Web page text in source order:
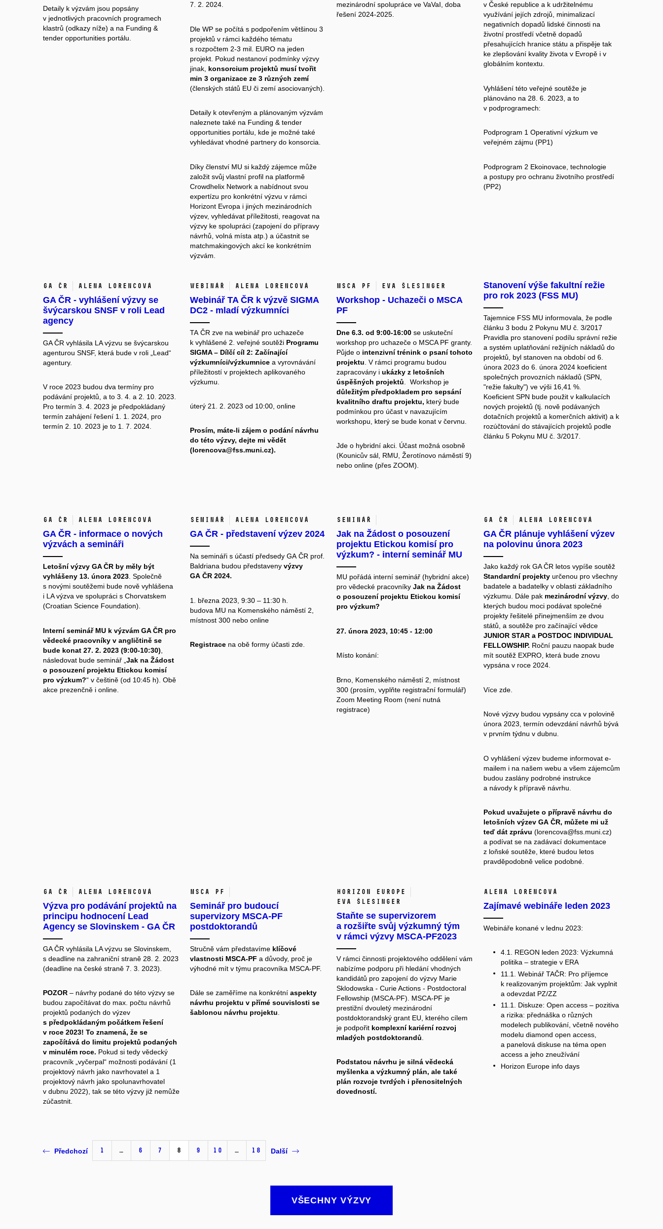
Detaily k výzvám jsou popsány
v jednotlivých pracovních programech
klastrů (odkazy níže) a na Funding &
tender opportunities portálu.
7. 2. 2024.
Dle WP se počítá s podpořením většinou 3
projektů v rámci každého tématu
s rozpočtem 2-3 mil. EURO na jeden
projekt. Pokud nestanoví podmínky výzvy
jinak, konsorcium projektů musí tvořit
min 3 organizace ze 3 různých zemí
(členských států EU či zemí asociovaných).
Detaily k otevřeným a plánovaným výzvám
naleznete také na Funding & tender
opportunitiesportálu, kde je možné také
vyhledávat vhodné partnery do konsorcia.
Díky členství MU si každý zájemce může
založit svůj vlastní profil na platformě
Crowdhelix Network a nabídnout svou
expertízu pro konkrétní výzvu v rámci
Horizont Evropa i jiných mezinárodních
výzev, vyhledávat příležitosti, reagovat na
výzvy ke spolupráci (zapojení do přípravy
návrhů, volná místa atp.) a účastnit se
matchmakingových akcí ke konkrétním
výzvám.
mezinárodní spolupráce ve VaVaI, doba
řešení 2024-2025.
v České republice a k udržitelnému
využívání jejích zdrojů, minimalizací
negativních dopadů lidské činnosti na
životní prostředí včetně dopadů
přesahujících hranice státu a přispěje tak
ke zlepšování kvality života v Evropě i v
globálním kontextu.
Vyhlášení této veřejné soutěže je
plánováno na 28. 6. 2023, a to
v podprogramech:
Podprogram 1 Operativní výzkum ve
veřejném zájmu (PP1)
Podprogram 2 Ekoinovace, technologie
a postupy pro ochranu životního prostředí
(PP2)
GA ČR Alena Lorencová
GA ČR - vyhlášení výzvy se
švýcarskou SNSF v roli Lead
agency
GA ČR vyhlásila LA výzvu se švýcarskou
agenturou SNSF, která bude v roli „Lead“
agentury.
V roce 2023 budou dva termíny pro
podávání projektů, a to 3. 4. a 2. 10. 2023.
Pro termín 3. 4. 2023 je předpokládaný
termín zahájení řešení 1. 1. 2024, pro
termín 2. 10. 2023 je to 1. 7. 2024.
Webinář Alena Lorencová
Webinář TA ČR k výzvě SIGMA
DC2 - mladí výzkumníci
TA ČR zve na webinář pro uchazeče
k vyhlášené 2. veřejné soutěži Programu
SIGMA – Dílčí cíl 2: Začínající
výzkumníci/výzkumnicea vyrovnávání
příležitostí v projektech aplikovaného
výzkumu.
úterý 21. 2. 2023 od 10:00, online
Prosím, máte-li zájem o podání návrhu
do této výzvy, dejte mi vědět
(lorencova@fss.muni.cz).
MSCA PF Eva Šlesinger
Workshop - Uchazeči o MSCA
PF
Dne 6.3. od 9:00-16:00 se uskuteční
workshop pro uchazeče o MSCA PF granty.
Půjde o intenzivní trénink o psaní tohoto
projektu . V rámci programu budou
zapracovány i ukázky z letošních
úspěšných projektů . Workshop je
důležitým předpokladem pro sepsání
kvalitního draftu projektu, který bude
podmínkou pro účast v navazujícím
workshopu, který se bude konat v červnu.
Jde o hybridní akci. Účast možná osobně
(Kounicův sál, RMU, Žerotínovo náměstí 9)
nebo online (přes ZOOM).
Stanovení výše fakultní režie
pro rok 2023 (FSS MU)
Tajemnice FSS MU informovala , že podle
článku 3 bodu 2 Pokynu MU č. 3/2017
Pravidla pro stanovení podílu správní režie
a systém uplatňování režijních nákladů do
projektů, byl stanoven na období od 6.
února 2023 do 6. února 2024 koeficient
společných provozních nákladů (SPN,
"režie fakulty") ve výši 16,41 %.
Koeficient SPN bude použit v kalkulacích
nových projektů (tj. nově podávaných
dotačních projektů a komerčních aktivit) a k
rozúčtování do stávajících projektů podle
článku 5 Pokynu MU č. 3/2017.
GA ČR Alena Lorencová
GA ČR - informace o nových
výzvách a semináři
Letošní výzvy GA ČR by měly být
vyhlášeny 13. února 2023. Společně
s novými soutěžemi bude nově vyhlášena
i LA výzva ve spolupráci s Chorvatskem
(Croatian Science Foundation).
Interní seminář MU k výzvám GA ČR pro
vědecké pracovníky v angličtině se
bude konat 27. 2. 2023 (9:00-10:30)
následovat bude seminář „ Jak na Žádost
o posouzení projektu Etickou komisí
pro výzkum?“ v češtině (od 10:45 h). Obě
akce prezenčně i online.
Seminář Alena Lorencová
GA ČR - představení výzev 2024
Na semináři s účastí předsedy GA ČRprof.
Baldriana budou představeny výzvy
GA ČR 2024.
1. března 2023, 9:30 – 11:30 h.
budova MU na Komenského náměstí 2,
místnost 300 nebo online
Registracena obě formy účasti zde.
Seminář
Jak na Žádost o posouzení
projektu Etickou komisí pro
výzkum? - interní seminář MU
MU pořádá interní seminář (hybridní akce)
pro vědecké pracovníky Jak na Žádost
o posouzení projektu Etickou komisí
pro výzkum?
27. února 2023, 10:45 - 12:00
Místo konání:
Brno, Komenského náměstí 2, místnost
300 (prosím, vyplňte registrační formulář)
Zoom Meeting Room (není nutná
registrace)
GA ČR Alena Lorencová
GA ČR plánuje vyhlášení výzev
na polovinu února 2023
Jako každý rok GA ČR letos vypíše soutěž
Standardní projektyurčenou pro všechny
badatele a badatelky v oblasti základního
výzkumu. Dále pak mezinárodní výzvy, do
kterých budou moci podávat společné
projekty řešitelé přinejmenším ze dvou
států, a soutěže pro začínající vědce
JUNIOR STAR a POSTDOC INDIVIDUAL
FELLOWSHIP. Roční pauzu naopak bude
mít soutěž EXPRO, která bude znovu
vypsána v roce 2024.
Více zde.
Nové výzvy budou vypsány cca v polovině
února 2023, termín odevzdání návrhů bývá
v prvním týdnu v dubnu.
O vyhlášení výzev budeme informovat e-
mailem i na našem webu a všem zájemcům
budou zaslány podrobné instrukce
a návody k přípravě návrhu.
Pokud uvažujete o přípravě návrhu do
letošních výzev GA ČR, můžete mi už
teď dát zprávu (lorencova@fss.muni.cz)
a podívat se na zadávací dokumentace
z loňské soutěže, které budou letos
pravděpodobně velice podobné.
GA ČR Alena Lorencová
Výzva pro podávání projektů na
principu hodnocení Lead
Agency se Slovinskem - GA ČR
GA ČR vyhlásila LA výzvu se Slovinskem,
s deadline na zahraniční straně 28. 2. 2023
(deadline na české straně 7. 3. 2023).
POZOR – návrhy podané do této výzvy se
budou započítávat do max. počtu návrhů
projektů podaných do výzev
s předpokládaným počátkem řešení
v roce 2023! To znamená, že se
započítává do limitu projektů podaných
v minulém roce. Pokud si tedy vědecký
pracovník „vyčerpal“ možnosti podávání (1
projektový návrh jako navrhovatel a 1
projektový návrh jako spolunavrhovatel
v dubnu 2022), tak se této výzvy již nemůže
zúčastnit.
MSCA PF
Seminář pro budoucí
supervizory MSCA-PF
postdoktorandů
Stručně vám představíme klíčové
vlastnosti MSCA-PF a důvody, proč je
výhodné mít v týmu pracovníka MSCA-PF.
Dále se zaměříme na konkrétní aspekty
návrhu projektu v přímé souvislosti se
šablonou návrhu projektu.
Horizon Europe
Eva Šlesinger
Staňte se supervizorem
a rozšiřte svůj výzkumný tým
v rámci výzvy MSCA-PF2023
V rámci činnosti projektového oddělení vám
nabízíme podporu při hledání vhodných
kandidátů pro zapojení do výzvy Marie
Sklodowska - Curie Actions - Postdoctoral
Fellowship (MSCA-PF). MSCA-PF je
prestižní dvouletý mezinárodní
postdoktorandský grant EU, kterého cílem
je podpořit komplexní kariérní rozvoj
mladých postdoktorandů
Podstatou návrhu je silná vědecká
myšlenka a výzkumný plán, ale také
plán rozvoje tvrdých i přenositelných
dovedností.
Alena Lorencová
Zajímavé webináře leden 2023
Webináře konané v lednu 2023:
4.1. REGON leden 2023: Výzkumná
politika – strategie v ERA
11.1.
Webinář TAČR: Pro příjemce
k realizovaným projektům: Jak vyplnit
a odevzdat PZ/ZZ
11.1. Diskuze: Open access – pozitiva
a rizika: přednáška o různých
modelech publikování, včetně nového
modelu diamond open access,
a panelová diskuse na téma open
access a jeho zneužívání
Horizon Europe info days
Předchozí 1 … 6 7 8 9 10 … 18 Další
VŠECHNY VÝZVY